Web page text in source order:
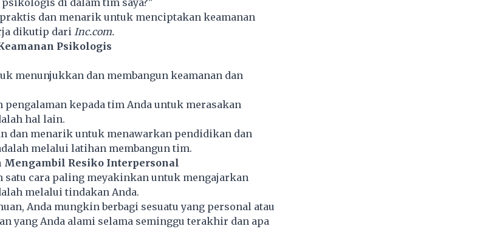
di dalam tim saya?"
dan menarik untuk menciptakan keamanan
dikutip dari Inc.com.
Psikologis
menunjukkan dan membangun keamanan dan
pengalaman kepada tim Anda untuk merasakan
hal lain.
dan menarik untuk menawarkan pendidikan dan
melalui latihan membangun tim.
Mengambil Resiko Interpersonal
satu cara paling meyakinkan untuk mengajarkan
melalui tindakan Anda.
Anda mungkin berbagi sesuatu yang personal atau
yang Anda alami selama seminggu terakhir dan apa